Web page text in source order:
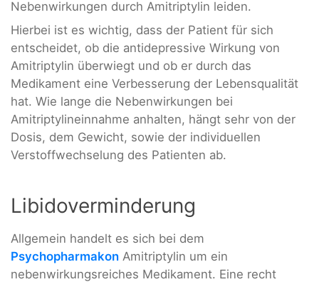
Nebenwirkungen durch Amitriptylin leiden.
Hierbei ist es wichtig, dass der Patient für sich
entscheidet, ob die antidepressive Wirkung von
Amitriptylin überwiegt und ob er durch das
Medikament eine Verbesserung der Lebensqualität
hat. Wie lange die Nebenwirkungen bei
Amitriptylineinnahme anhalten, hängt sehr von der
Dosis, dem Gewicht, sowie der individuellen
Verstoffwechselung des Patienten ab.
Libidoverminderung
Allgemein handelt es sich bei dem
Psychopharmakon Amitriptylin um ein
nebenwirkungsreiches Medikament. Eine recht